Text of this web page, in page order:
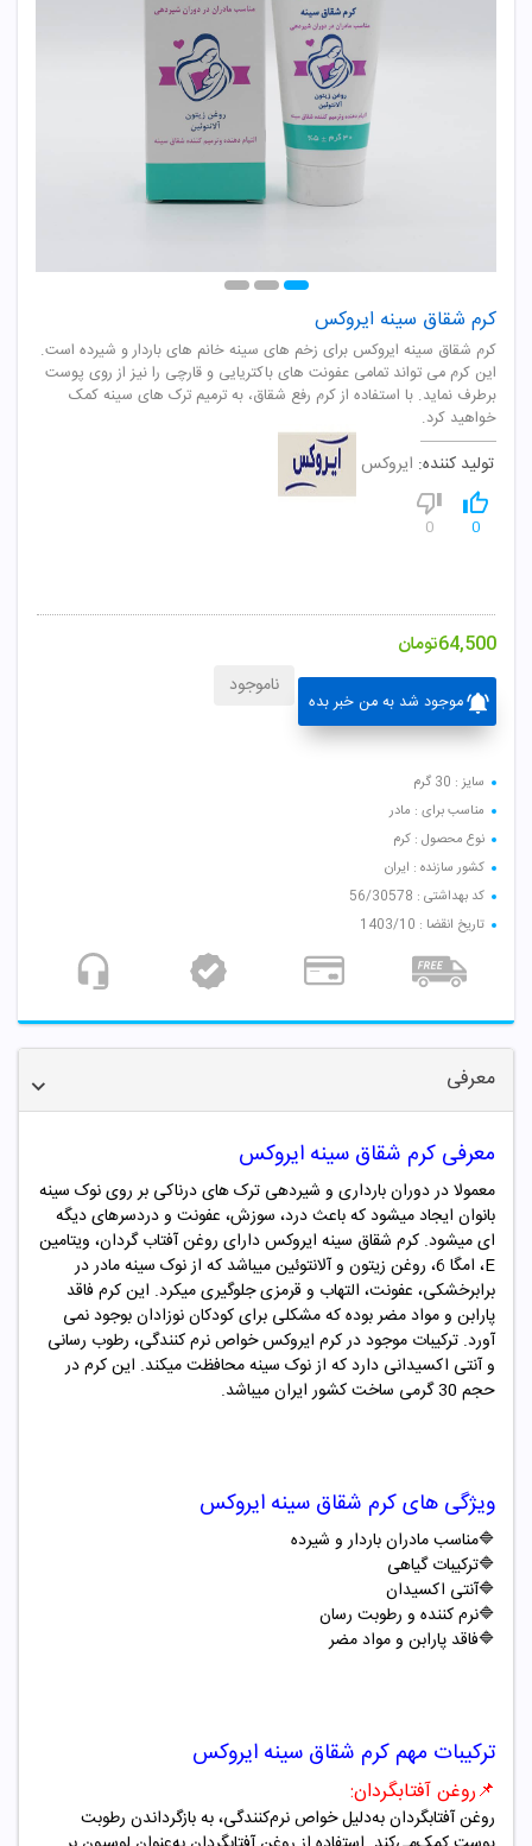
کرم شقاق سینه ایروکس
کرم شقاق سینه ایروکس برای زخم های سینه خانم های باردار و شیرده است.
این کرم می تواند تمامی عفونت های باکتریایی و قارچی را نیز از روی پوست
برطرف نماید. با استفاده از کرم رفع شقاق، به ترمیم ترک های سینه کمک
خواهید کرد.
تولید کننده: ایروکس
0
0
64,500تومان
موجود شد به من خبر بده
ناموجود
سایز : 30 گرم
مناسب برای : مادر
نوع محصول : کرم
کشور سازنده : ایران
کد بهداشتی : 56/30578
تاریخ انقضا : 1403/10
معرفی
معرفی کرم شقاق سینه ایروکس
معمولا در دوران بارداری و شیردهی ترک های درناکی بر روی نوک سینه
بانوان ایجاد میشود که باعث درد، سوزش، عفونت و دردسرهای دیگه
ای میشود. کرم شقاق سینه ایروکس دارای روغن آفتاب گردان، ویتامین
E
، امگا 6، روغن زیتون و آلانتوئین میباشد که از نوک سینه مادر در
برابرخشکی، عفونت، التهاب و قرمزی جلوگیری میکرد. این کرم فاقد
پارابن و مواد مضر بوده که مشکلی برای کودکان نوزادان بوجود نمی
آورد. ترکیبات موجود در کرم ایروکس خواص نرم کنندگی، رطوب رسانی
و آنتی اکسیدانی دارد که از نوک سینه محافظت میکند. این کرم در
حجم 30 گرمی ساخت کشور ایران میباشد.
ویژگی های کرم شقاق سینه ایروکس
🔷مناسب مادران باردار و شیرده
🔷ترکیبات گیاهی
🔷آنتی اکسیدان
🔷نرم کننده و رطوبت رسان
🔷فاقد پارابن و مواد مضر
ترکیبات مهم کرم شقاق سینه ایروکس
📌روغن آفتابگردان:
روغن آفتابگردان به‌دلیل خواص نرم‌کنندگی، به بازگرداندن رطوبت